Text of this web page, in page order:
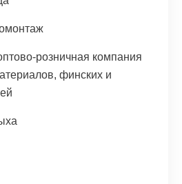
розничная компания
финских и